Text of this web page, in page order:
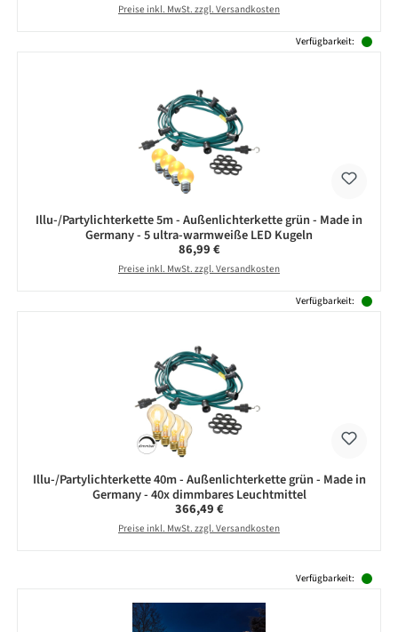
Preise inkl. MwSt. zzgl. Versandkosten
Verfügbarkeit:
Illu-/Partylichterkette 5m - Außenlichterkette grün - Made in
Germany - 5 ultra-warmweiße LED Kugeln
Regulärer Preis:
86,99 €
Preise inkl. MwSt. zzgl. Versandkosten
Verfügbarkeit:
Illu-/Partylichterkette 40m - Außenlichterkette grün - Made in
Germany - 40x dimmbares Leuchtmittel
Regulärer Preis:
366,49 €
Preise inkl. MwSt. zzgl. Versandkosten
Verfügbarkeit: